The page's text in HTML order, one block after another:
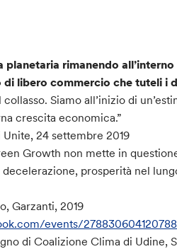
planetaria rimanendo
di libero commercio che tuteli i
Siamo all’inizio di
crescita economica.”
24 settembre 2019
Growth non mette in
prosperità nel
Garzanti, 2019
events/
di Coalizione Clima di Udine,